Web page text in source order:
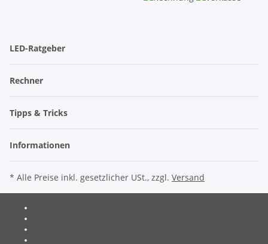
LED-Ratgeber
Rechner
Tipps & Tricks
Informationen
* Alle Preise inkl. gesetzlicher USt., zzgl. Versand